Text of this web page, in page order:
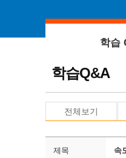
학습
학습Q&A
전체보기
제목 속